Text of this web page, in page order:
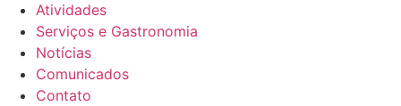
Atividades
Serviços e Gastronomia
Notícias
Comunicados
Contato